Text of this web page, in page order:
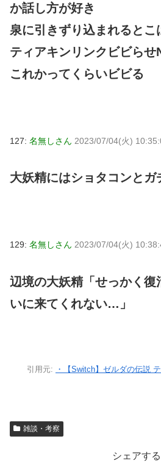
か話し方が好き
泉に引きずり込まれるとこ
ティアキンリンクビビらせ
これかってくらいビビる
127: 名無しさん 2023/07/04(火)
大妖精にはショタコンとガ
129: 名無しさん 2023/07/04(火)
辺境の大妖精「せっかく復
いに来てくれない…」
引用元:
・【Switch】ゼルダの伝説
雑談・考察
シェアする